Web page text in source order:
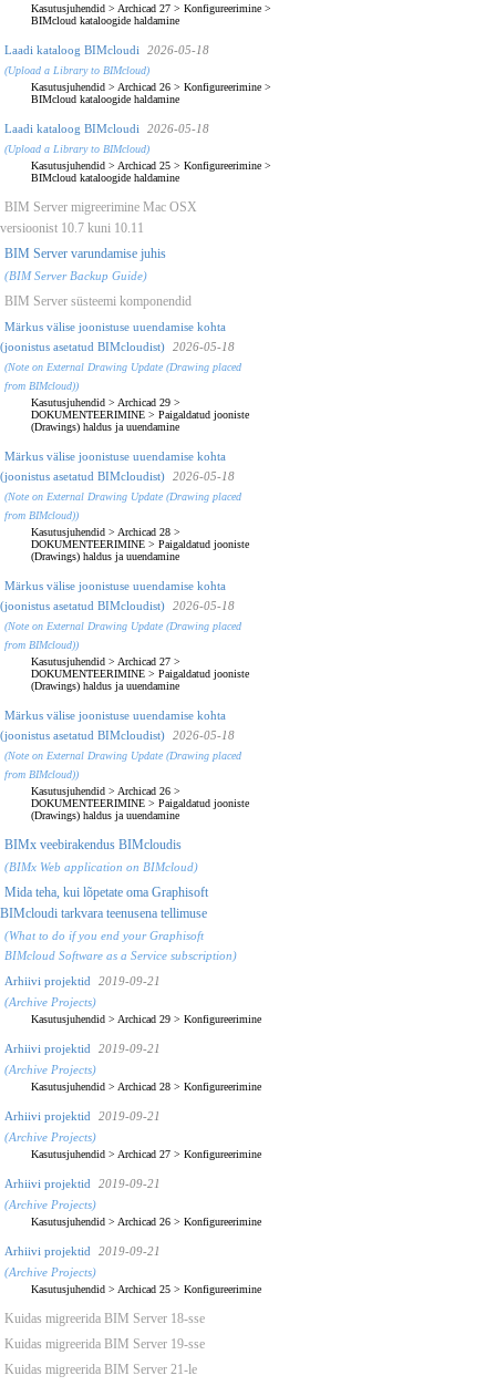
Kasutusjuhendid > Archicad 27 > Konfigureerimine >
BIMcloud kataloogide haldamine
Laadi kataloog BIMcloudi 2026-05-18
(Upload a Library to BIMcloud)
Kasutusjuhendid > Archicad 26 > Konfigureerimine >
BIMcloud kataloogide haldamine
Laadi kataloog BIMcloudi 2026-05-18
(Upload a Library to BIMcloud)
Kasutusjuhendid > Archicad 25 > Konfigureerimine >
BIMcloud kataloogide haldamine
BIM Server migreerimine Mac OSX
versioonist 10.7 kuni 10.11
BIM Server varundamise juhis
(BIM Server Backup Guide)
BIM Server süsteemi komponendid
Märkus välise joonistuse uuendamise kohta
(joonistus asetatud BIMcloudist)
2026-05-18
(Note on External Drawing Update (Drawing placed
from BIMcloud))
Kasutusjuhendid > Archicad 29 >
DOKUMENTEERIMINE > Paigaldatud jooniste
(Drawings) haldus ja uuendamine
Märkus välise joonistuse uuendamise kohta
(joonistus asetatud BIMcloudist)
2026-05-18
(Note on External Drawing Update (Drawing placed
from BIMcloud))
Kasutusjuhendid > Archicad 28 >
DOKUMENTEERIMINE > Paigaldatud jooniste
(Drawings) haldus ja uuendamine
Märkus välise joonistuse uuendamise kohta
(joonistus asetatud BIMcloudist)
2026-05-18
(Note on External Drawing Update (Drawing placed
from BIMcloud))
Kasutusjuhendid > Archicad 27 >
DOKUMENTEERIMINE > Paigaldatud jooniste
(Drawings) haldus ja uuendamine
Märkus välise joonistuse uuendamise kohta
(joonistus asetatud BIMcloudist)
2026-05-18
(Note on External Drawing Update (Drawing placed
from BIMcloud))
Kasutusjuhendid > Archicad 26 >
DOKUMENTEERIMINE > Paigaldatud jooniste
(Drawings) haldus ja uuendamine
BIMx veebirakendus BIMcloudis
(BIMx Web application on BIMcloud)
Mida teha, kui lõpetate oma Graphisoft
BIMcloudi tarkvara teenusena tellimuse
(What to do if you end your Graphisoft
BIMcloud Software as a Service subscription)
Arhiivi projektid
2019-09-21
(Archive Projects)
Kasutusjuhendid > Archicad 29 > Konfigureerimine
Arhiivi projektid
2019-09-21
(Archive Projects)
Kasutusjuhendid > Archicad 28 > Konfigureerimine
Arhiivi projektid
2019-09-21
(Archive Projects)
Kasutusjuhendid > Archicad 27 > Konfigureerimine
Arhiivi projektid
2019-09-21
(Archive Projects)
Kasutusjuhendid > Archicad 26 > Konfigureerimine
Arhiivi projektid
2019-09-21
(Archive Projects)
Kasutusjuhendid > Archicad 25 > Konfigureerimine
Kuidas migreerida BIM Server 18-sse
Kuidas migreerida BIM Server 19-sse
Kuidas migreerida BIM Server 21-le